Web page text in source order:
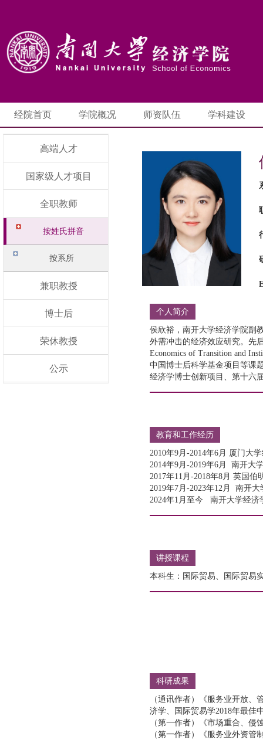
经院首页 学院概况 师资队伍 学科建设
高端人才
国家级人才项目
全职教师
按姓氏拼音
按系所
兼职教授
博士后
荣休教授
公示
个人简介
侯欣裕，南开大学经济学院副
外需冲击的经济效应研究。先
Economics of Transition and
中国博士后科学基金项目等课
经济学博士创新项目、第十六
教育和工作经历
2010年9月-2014年6月 厦门大
2014年9月-2019年6月 南开大
2017年11月-2018年8月 英国
2019年7月-2023年12月 南开
2024年1月至今 南开大学经济
讲授课程
本科生：国际贸易、国际贸易
科研成果
（通讯作者）《服务业开放
济学、国际贸易学2018年最佳
（第一作者）《市场重合、
（第一作者）《服务业外资